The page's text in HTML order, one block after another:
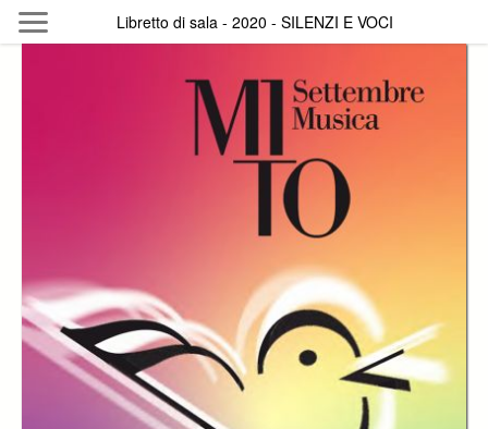
Skip to main content
Follow The Byterfly And Enjoy Open
Policy Collections Providers Exhibitions
Search Term
Libretto di sala - 2020 - SILENZI E VOCI